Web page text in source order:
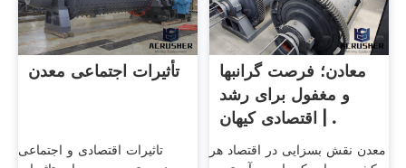
تأثیرات اجتماعی معدن
تاثیرات اقتصادی و اجتماعی
معادن؛ فرصت گرانبها
و مغفول برای رشد
اقتصادی کیهان | .
معدن نقش بسزایی در اقتصاد هر